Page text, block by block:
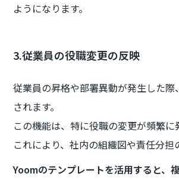
ようになります。
3.従業員の役職変更の反映
従業員の昇格や部署異動が発生した
されます。
この機能は、特に役職の変更が頻繁
これにより、社内の組織図や責任分
Yoomのテンプレートを活用すると、